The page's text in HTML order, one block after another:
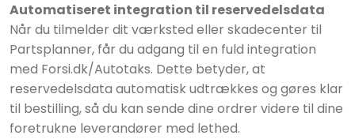
Automatiseret integration til reservedelsdata
Når du tilmelder dit værksted eller skadecenter til
Partsplanner, får du adgang til en fuld integration
med Forsi.dk/Autotaks. Dette betyder, at
reservedelsdata automatisk udtrækkes og gøres klar
til bestilling, så du kan sende dine ordrer videre til dine
foretrukne leverandører med lethed.